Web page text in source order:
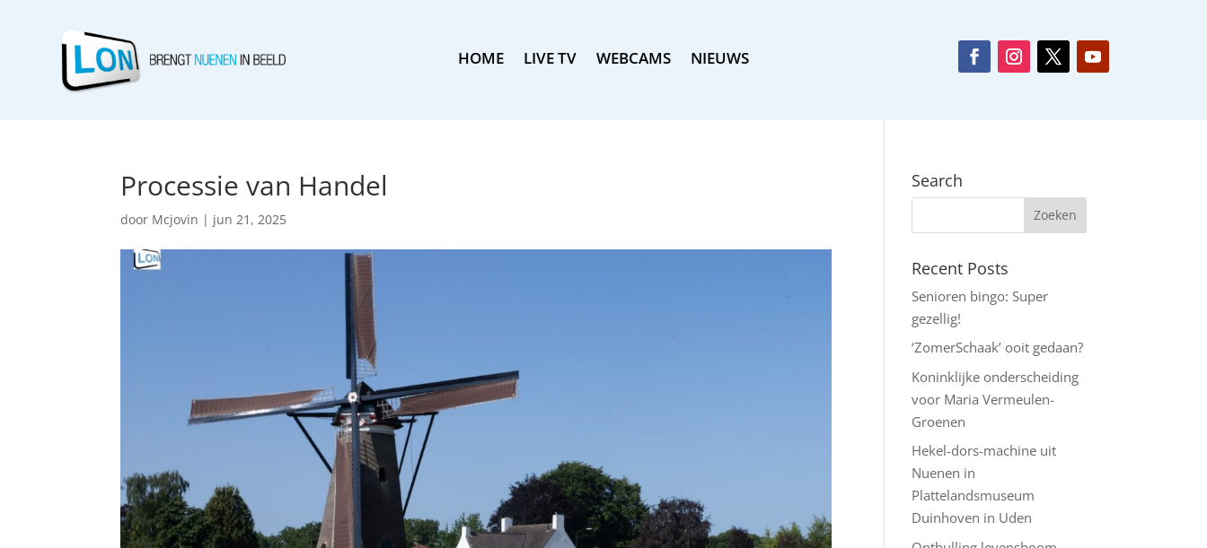
HOME LIVE TV WEBCAMS NIEUWS
Processie van Handel
door Mcjovin | jun 21, 2025
Search
Recent Posts
Senioren bingo: Super
gezellig!
‘ZomerSchaak’ ooit gedaan?
Koninklijke onderscheiding
voor Maria Vermeulen-
Groenen
Hekel-dors-machine uit
Nuenen in
Plattelandsmuseum
Duinhoven in Uden